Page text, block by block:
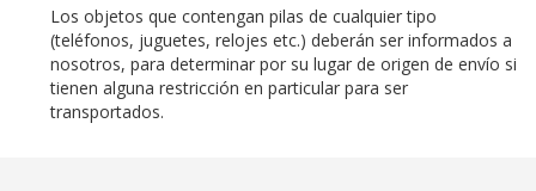
Los objetos que contengan pilas de cualquier tipo
(teléfonos, juguetes, relojes etc.) deberán ser informados a
nosotros, para determinar por su lugar de origen de envío si
tienen alguna restricción en particular para ser
transportados.